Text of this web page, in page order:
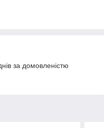
за домовленістю